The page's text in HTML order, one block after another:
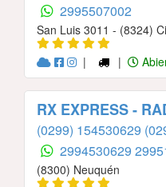
2995507002
San Luis 3011 - (8324)
|
|
RX EXPRESS -
(0299) 154530629
2994530629
(8300) Neuquén